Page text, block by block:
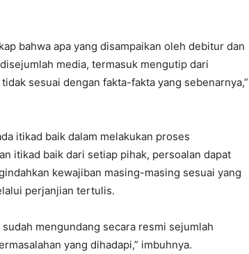
bahwa apa yang disampaikan oleh debitur dan
media, termasuk mengutip dari
sesuai dengan fakta-fakta yang sebenarnya,”
itikad baik dalam melakukan proses
itikad baik dari setiap pihak, persoalan dapat
kewajiban masing-masing sesuai yang
perjanjian tertulis.
mengundang secara resmi sejumlah
yang dihadapi,” imbuhnya.